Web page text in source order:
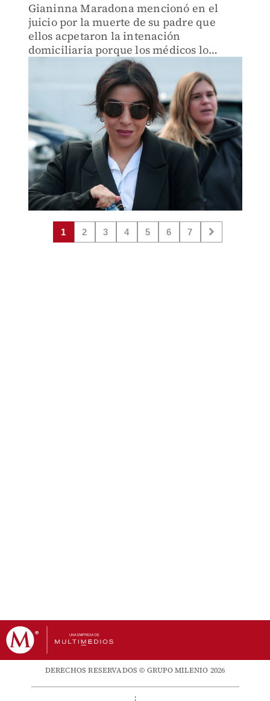
Gianinna Maradona mencionó en el
juicio por la muerte de su padre que
ellos acpetaron la intenación
domiciliaria porque los médicos lo
presentaron como su mejor opción.
1 2 3 4 5 6 7
DERECHOS RESERVADOS © GRUPO MILENIO 2026